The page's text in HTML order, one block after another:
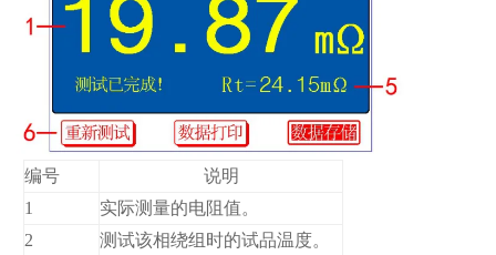
编号
说明
1
实际测量的电阻值。
2
测试该相绕组时的试品温度。